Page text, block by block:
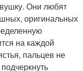
Они любят
оригинальных
на каждой
пальцев не